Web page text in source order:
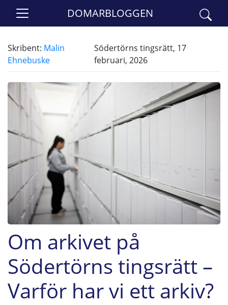
DOMARBLOGGEN
Skribent: Malin
Ehnebuske
Södertörns tingsrätt, 17
februari, 2026
Om arkivet på
Södertörns tingsrätt –
Varför har vi ett arkiv?